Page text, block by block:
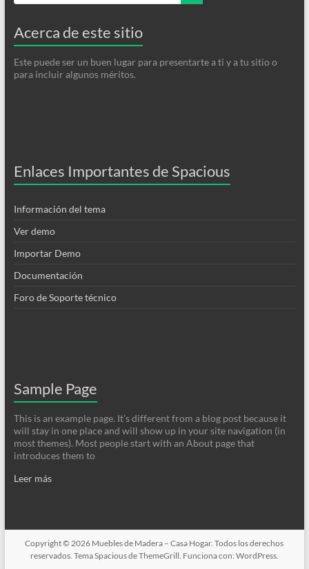
Acerca de este sitio
Este puede ser un buen lugar para presentarte a ti y a tu sitio o
para incluir algunos méritos.
Enlaces Importantes de Spacious
Información del tema
Ver demo
Importar Demo
Documentación
Foro de Soporte técnico
Sample Page
This is an example page. It’s different from a blog post because it
will stay in one place and will show up in your site navigation (in
most themes). Most people start with an About page that
introduces them to
Leer más
Copyright © 2026 Muebles de Madera – Casa Hogar. Todos los derechos
reservados. TemaSpaciousde ThemeGrill. Funciona con: WordPress.